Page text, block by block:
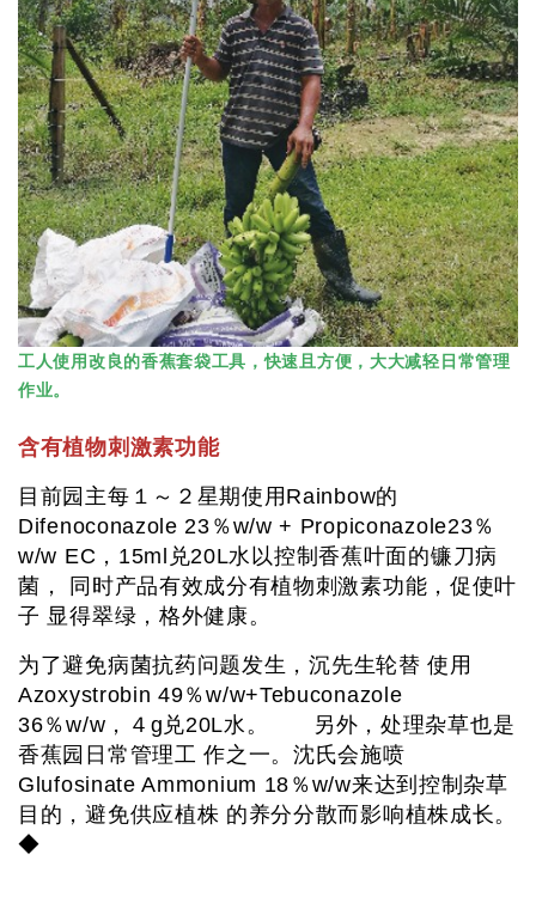
工人使用改良的香蕉套袋工具，快速且方便，大大减轻日常管理
作业。
含有植物刺激素功能
目前园主每１～２星期使用Rainbow的
Difenoconazole 23％w/w + Propiconazole23％
w/w EC，15ml兑20L水以控制香蕉叶面的镰刀病
菌， 同时产品有效成分有植物刺激素功能，促使叶
子 显得翠绿，格外健康。
为了避免病菌抗药问题发生，沉先生轮替 使用
Azoxystrobin 49％w/w+Tebuconazole
36％w/w，４g兑20L水。 另外，处理杂草也是
香蕉园日常管理工 作之一。沈氏会施喷
Glufosinate Ammonium 18％w/w来达到控制杂草
目的，避免供应植株 的养分分散而影响植株成长。
◆